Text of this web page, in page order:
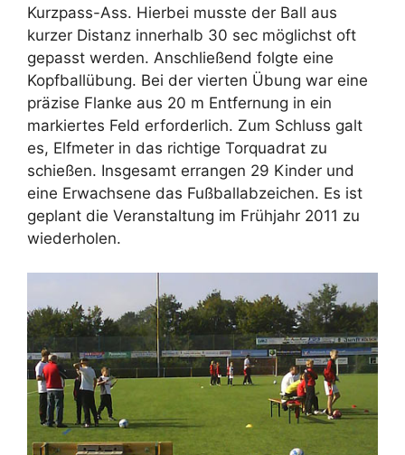
Kurzpass-Ass. Hierbei musste der Ball aus
kurzer Distanz innerhalb 30 sec möglichst oft
gepasst werden. Anschließend folgte eine
Kopfballübung. Bei der vierten Übung war eine
präzise Flanke aus 20 m Entfernung in ein
markiertes Feld erforderlich. Zum Schluss galt
es, Elfmeter in das richtige Torquadrat zu
schießen. Insgesamt errangen 29 Kinder und
eine Erwachsene das Fußballabzeichen. Es ist
geplant die Veranstaltung im Frühjahr 2011 zu
wiederholen.